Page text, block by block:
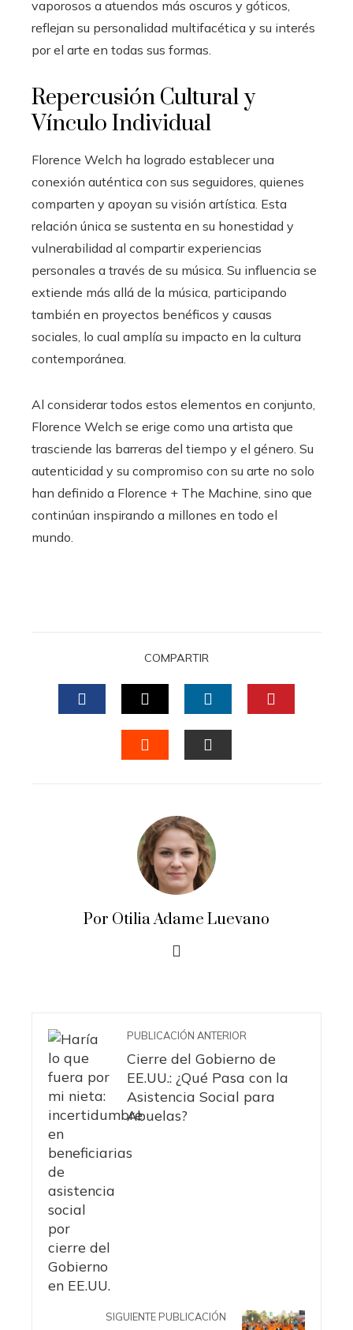
vaporosos a atuendos más oscuros y góticos,
reflejan su personalidad multifacética y su interés
por el arte en todas sus formas.
Repercusión Cultural y
Vínculo Individual
Florence Welch ha logrado establecer una
conexión auténtica con sus seguidores, quienes
comparten y apoyan su visión artística. Esta
relación única se sustenta en su honestidad y
vulnerabilidad al compartir experiencias
personales a través de su música. Su influencia se
extiende más allá de la música, participando
también en proyectos benéficos y causas
sociales, lo cual amplía su impacto en la cultura
contemporánea.
Al considerar todos estos elementos en conjunto,
Florence Welch se erige como una artista que
trasciende las barreras del tiempo y el género. Su
autenticidad y su compromiso con su arte no solo
han definido a Florence + The Machine, sino que
continúan inspirando a millones en todo el
mundo.
COMPARTIR
FACEBOOKTWITTERLINKEDIN
Por Otilia Adame Luevano
PUBLICACIÓN ANTERIOR
Cierre del Gobierno de
EE.UU.: ¿Qué Pasa con la
Asistencia Social para
Abuelas?
SIGUIENTE PUBLICACIÓN